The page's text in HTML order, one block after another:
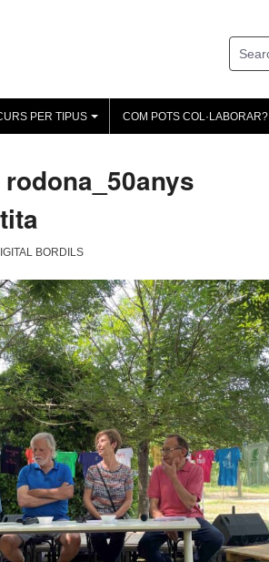
+
PER TIPUS COM POTS COL·LABORAR?
BORDILS